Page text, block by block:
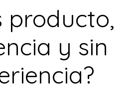
producto,
y sin